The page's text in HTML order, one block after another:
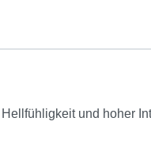
und hoher